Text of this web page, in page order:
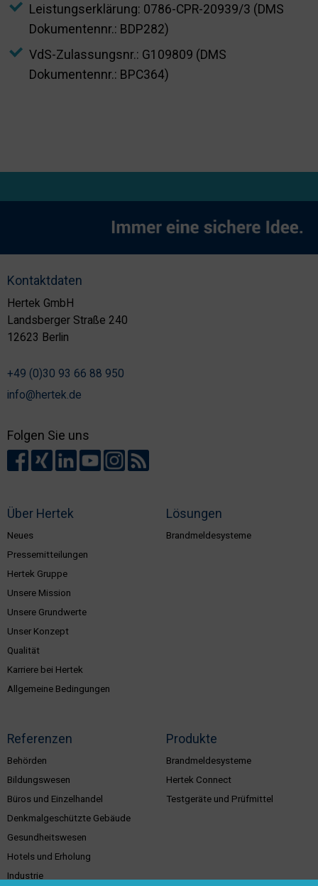
Leistungserklärung: 0786-CPR-20939/3 (DMS
Dokumentennr.: BDP282)
VdS-Zulassungsnr.: G109809 (DMS
Dokumentennr.: BPC364)
Über Hertek
Neues
Pressemitteilungen
Hertek Gruppe
Unsere Mission
Unsere Grundwerte
Unser Konzept
Qualität
Karriere bei Hertek
Allgemeine Bedingungen
Lösungen
Brandmeldesysteme
Referenzen
Behörden
Bildungswesen
Büros und Einzelhandel
Denkmalgeschützte Gebäude
Gesundheitswesen
Hotels und Erholung
Industrie
Produkte
Brandmeldesysteme
Hertek Connect
Testgeräte und Prüfmittel
Kontaktdaten
Hertek GmbH
Landsberger Straße 240
12623 Berlin
+49 (0)30 93 66 88 950
info@hertek.de
Folgen Sie uns